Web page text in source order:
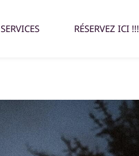
SERVICES RÉSERVEZ ICI !!!